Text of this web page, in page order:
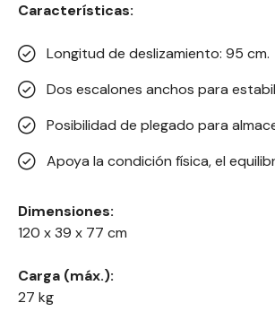
Características:
Longitud de deslizamiento: 95 cm.
Dos escalones anchos para
Posibilidad de plegado para
Apoya la condición física, el
Dimensiones:
120 x 39 x 77 cm
Carga (máx.):
27 kg